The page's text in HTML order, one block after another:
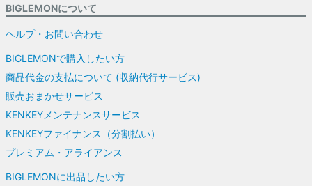
BIGLEMONについて
ヘルプ・お問い合わせ
BIGLEMONで購入したい方
商品代金の支払について (収納代行サービス)
販売おまかせサービス
KENKEYメンテナンスサービス
KENKEYファイナンス（分割払い）
プレミアム・アライアンス
BIGLEMONに出品したい方